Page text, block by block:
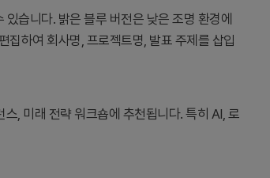
습니다. 밝은 블루 버전은 낮은 조명 환경에
집하여 회사명, 프로젝트명, 발표 주제를 삽입
, 미래 전략 워크숍에 추천됩니다. 특히 AI, 로